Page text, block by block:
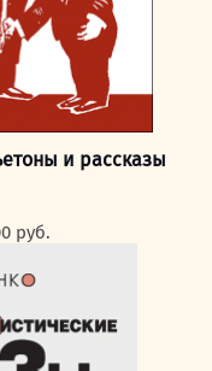
и рассказы
руб..
руб.